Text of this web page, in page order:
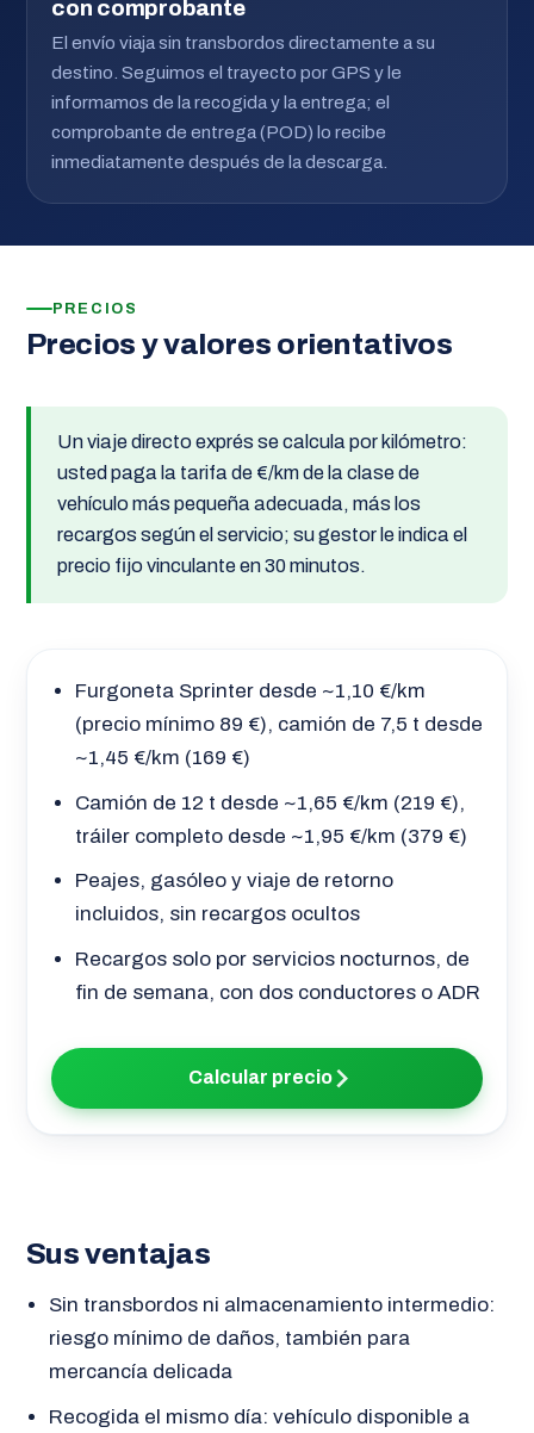
con comprobante
El envío viaja sin transbordos directamente a su
destino. Seguimos el trayecto por GPS y le
informamos de la recogida y la entrega; el
comprobante de entrega (POD) lo recibe
inmediatamente después de la descarga.
PRECIOS
Precios y valores orientativos
Un viaje directo exprés se calcula por kilómetro:
usted paga la tarifa de €/km de la clase de
vehículo más pequeña adecuada, más los
recargos según el servicio; su gestor le indica el
precio fijo vinculante en 30 minutos.
Furgoneta Sprinter desde ~1,10 €/km
(precio mínimo 89 €), camión de 7,5 t desde
~1,45 €/km (169 €)
Camión de 12 t desde ~1,65 €/km (219 €),
tráiler completo desde ~1,95 €/km (379 €)
Peajes, gasóleo y viaje de retorno
incluidos, sin recargos ocultos
Recargos solo por servicios nocturnos, de
fin de semana, con dos conductores o ADR
Calcular precio
Sus ventajas
Sin transbordos ni almacenamiento intermedio:
riesgo mínimo de daños, también para
mercancía delicada
Recogida el mismo día: vehículo disponible a